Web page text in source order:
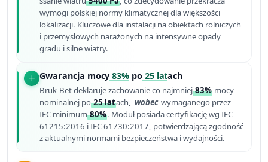
wymogi polskiej normy klimatycznej dla większości
lokalizacji. Kluczowe dla instalacji na obiektach rolniczych
i przemysłowych narażonych na intensywne opady
gradu i silne wiatry.
Gwarancja mocy 83% po25 latach
Bruk-Bet deklaruje zachowanie co najmniej83% mocy
nominalnej po25 latach, wobec wymaganego przez
IEC minimum80%. Moduł posiada certyfikację wg IEC
61215:2016 i IEC 61730:2017, potwierdzającą zgodność
z aktualnymi normami bezpieczeństwa i wydajności.